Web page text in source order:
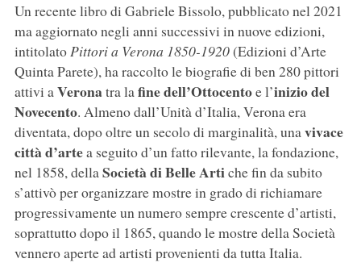
Un recente libro di Gabriele Bissolo, pubblicato nel 2021
ma aggiornato negli anni successivi in nuove edizioni,
intitolatoPittori a Verona 1850-1920(Edizioni d’Arte
Quinta Parete), ha raccolto le biografie di ben 280 pittori
attivi aVeronatra lafine dell’Ottocentoe l’inizio del
Novecento. Almeno dall’Unità d’Italia, Verona era
diventata, dopo oltre un secolo di marginalità, unavivace
città d’artea seguito d’un fatto rilevante, la fondazione,
nel 1858, dellaSocietà di Belle Artiche fin da subito
s’attivò per organizzare mostre in grado di richiamare
progressivamente un numero sempre crescente d’artisti,
soprattutto dopo il 1865, quando le mostre della Società
vennero aperte ad artisti provenienti da tutta Italia.